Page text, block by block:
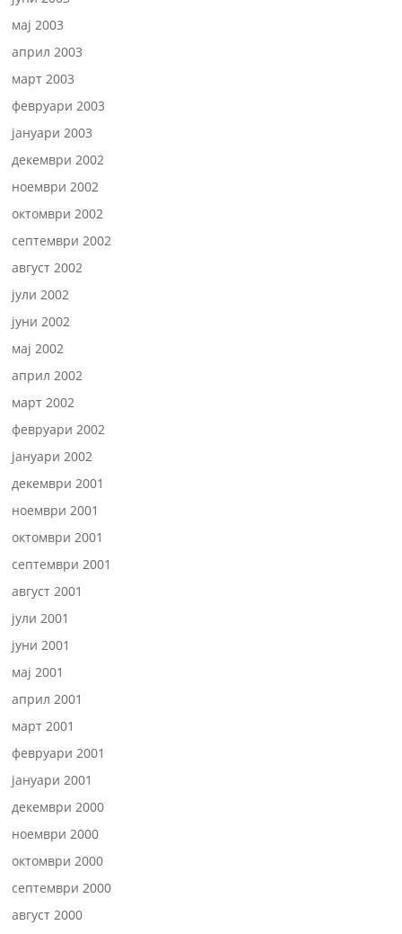
мај 2003
април 2003
март 2003
февруари 2003
јануари 2003
декември 2002
ноември 2002
октомври 2002
септември 2002
август 2002
јули 2002
јуни 2002
мај 2002
април 2002
март 2002
февруари 2002
јануари 2002
декември 2001
ноември 2001
октомври 2001
септември 2001
август 2001
јули 2001
јуни 2001
мај 2001
април 2001
март 2001
февруари 2001
јануари 2001
декември 2000
ноември 2000
октомври 2000
септември 2000
август 2000